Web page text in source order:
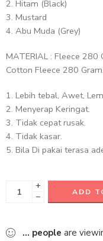
Hitam (Black)
Mustard
Abu Muda (Grey)
MATERIAL : Fleece 280
Cotton Fleece 280 Gram.
Lebih tebal, Awet,
Menyerap Keringat.
Tidak cepat rusak.
Tidak kasar.
Bila Di pakai terasa
+
−
ADD
... people are